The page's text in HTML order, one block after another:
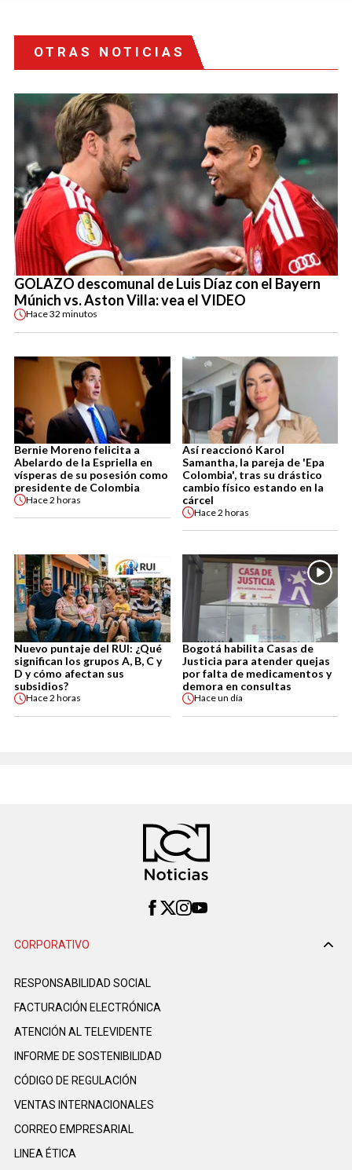
OTRAS NOTICIAS
GOLAZO descomunal de Luis Díaz con el Bayern
Múnich vs. Aston Villa: vea el VIDEO
Hace32 minutos
Bernie Moreno felicita a
Abelardo de la Espriella en
vísperas de su posesión como
presidente de Colombia
Hace2 horas
Así reaccionó Karol
Samantha, la pareja de 'Epa
Colombia', tras su drástico
cambio físico estando en la
cárcel
Hace2 horas
Nuevo puntaje del RUI: ¿Qué
significan los grupos A, B, C y
D y cómo afectan sus
subsidios?
Hace2 horas
Bogotá habilita Casas de
Justicia para atender quejas
por falta de medicamentos y
demora en consultas
Haceun día
CORPORATIVO
RESPONSABILIDAD SOCIAL
FACTURACIÓN ELECTRÓNICA
ATENCIÓN AL TELEVIDENTE
INFORME DE SOSTENIBILIDAD
CÓDIGO DE REGULACIÓN
VENTAS INTERNACIONALES
CORREO EMPRESARIAL
LINEA ÉTICA